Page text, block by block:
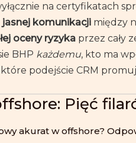
na certyfikatach
jasnej komunikacji między
oceny ryzyka przez cały
BHP każdemu, kto ma
podejście CRM
Pięć
akurat w offshore?